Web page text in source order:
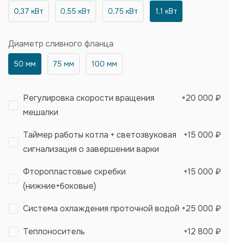
0,37 кВт 0,55 кВт 0,75 кВт 1,1 кВт
Диаметр сливного фланца
50 мм 75 мм 100 мм
Регулировка скорости вращения
мешалки
+20 000 ₽
Таймер работы котла + светозвуковая
сигнализация о завершении варки
+15 000 ₽
Фторопластовые скребки
(нижние+боковые)
+15 000 ₽
Система охлаждения проточной водой +25 000 ₽
Теплоноситель +12 800 ₽